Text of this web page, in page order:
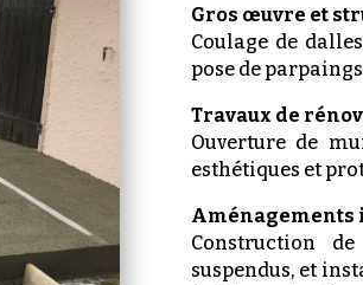
Gros œuvre et
Coulage de
pose de
Travaux de
Ouverture de
esthétiques et
Aménagements
Construction
suspendus, et